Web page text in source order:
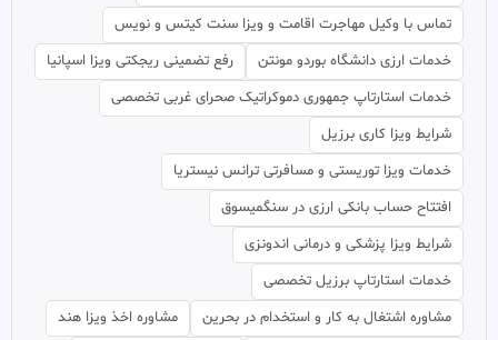
تماس با وکیل مهاجرت اقامت و ویزا سنت کیتس و نویس
خدمات ارزی دانشگاه بوردو مونتن
رفع تضمینی ریجکتی ویزا اسپانیا
خدمات استارتاپ جمهوری دموکراتیک صحرای غربی تخصصی
شرایط ویزا کاری برزیل
خدمات ویزا توریستی و مسافرتی ترانس نیستریا
افتتاح حساب بانکی ارزی در سنگمیسوق
شرایط ویزا پزشکی و درمانی اندونزی
خدمات استارتاپ برزیل تخصصی
مشاوره اشتغال به کار و استخدام در بحرین
مشاوره اخذ ویزا هند